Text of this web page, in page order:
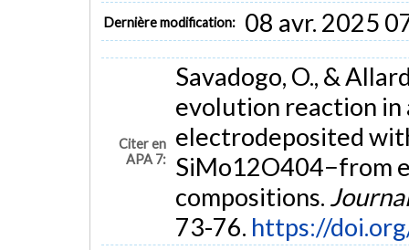
Dernière modification: 08 avr. 2025
Citer en
APA 7:
Savadogo, O., &
evolution reaction in
electrodeposited
SiMo12O404−from
compositions.
73-76. https://